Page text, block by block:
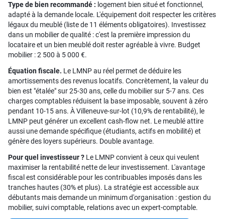
Type de bien recommandé : logement bien situé et fonctionnel,
adapté à la demande locale. L'équipement doit respecter les critères
légaux du meublé (liste de 11 éléments obligatoires). Investissez
dans un mobilier de qualité : c'est la première impression du
locataire et un bien meublé doit rester agréable à vivre. Budget
mobilier : 2 500 à 5 000 €.
Équation fiscale. Le LMNP au réel permet de déduire les
amortissements des revenus locatifs. Concrètement, la valeur du
bien est "étalée" sur 25-30 ans, celle du mobilier sur 5-7 ans. Ces
charges comptables réduisent la base imposable, souvent à zéro
pendant 10-15 ans. À Villeneuve-sur-lot (10,9% de rentabilité), le
LMNP peut générer un excellent cash-flow net. Le meublé attire
aussi une demande spécifique (étudiants, actifs en mobilité) et
génère des loyers supérieurs. Double avantage.
Pour quel investisseur ? Le LMNP convient à ceux qui veulent
maximiser la rentabilité nette de leur investissement. L'avantage
fiscal est considérable pour les contribuables imposés dans les
tranches hautes (30% et plus). La stratégie est accessible aux
débutants mais demande un minimum d'organisation : gestion du
mobilier, suivi comptable, relations avec un expert-comptable.